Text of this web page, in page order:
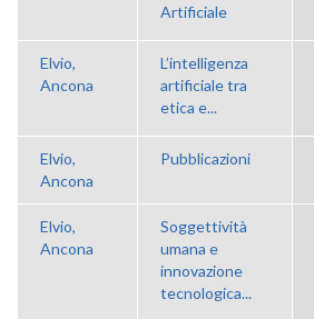
Artificiale
Elvio,
Ancona
L’intelligenza
artificiale tra
etica e...
Elvio,
Ancona
Pubblicazioni
Elvio,
Ancona
Soggettività
umana e
innovazione
tecnologica...